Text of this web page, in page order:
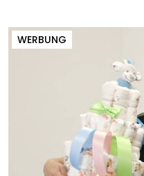
WERBUNG